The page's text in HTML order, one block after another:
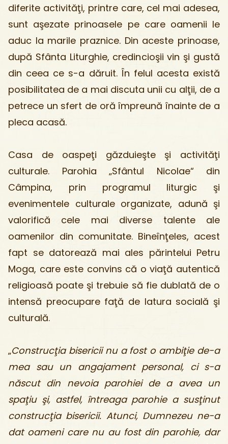
diferite activităţi, printre care, cel mai adesea,
sunt aşezate prinoasele pe care oamenii le
aduc la marile praznice. Din aceste prinoase,
după Sfânta Liturghie, credincioşii vin şi gustă
din ceea ce s-a dăruit. În felul acesta există
posibilitatea de a mai discuta unii cu alţii, de a
petrece un sfert de oră împreună înainte de a
pleca acasă.
Casa de oaspeţi găzduieşte şi activităţi
culturale. Parohia „Sfântul Nicolae“ din
Câmpina, prin programul liturgic şi
evenimentele culturale organizate, adună şi
valorifică cele mai diverse talente ale
oamenilor din comunitate. Bineînţeles, acest
fapt se datorează mai ales părintelui Petru
Moga, care este convins că o viaţă autentică
religioasă poate şi trebuie să fie dublată de o
intensă preocupare faţă de latura socială şi
culturală.
„Construcţia bisericii nu a fost o ambiţie de-a
mea sau un angajament personal, ci s-a
născut din nevoia parohiei de a avea un
spaţiu şi, astfel, întreaga parohie a susţinut
construcţia bisericii. Atunci, Dumnezeu ne-a
dat oameni care nu au fost din parohie, dar